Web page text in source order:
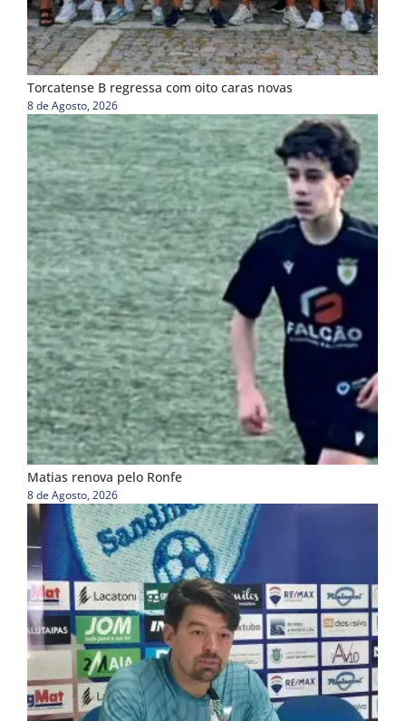
Torcatense B regressa com oito caras novas
8 de Agosto, 2026
Matias renova pelo Ronfe
8 de Agosto, 2026